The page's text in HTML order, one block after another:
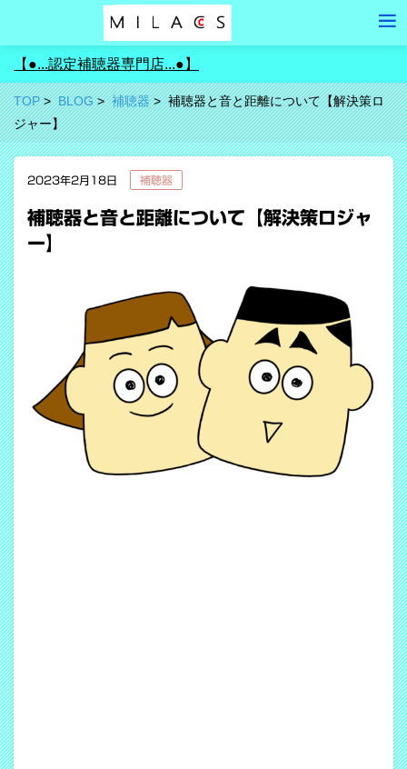
【●...認定補聴器専門店...●】
TOP BLOG 補聴器
補聴器と音と距離について【解決策ロ
ジャー】
2023年2月18日 補聴器
補聴器と音と距離について【解決策ロジャ
ー】